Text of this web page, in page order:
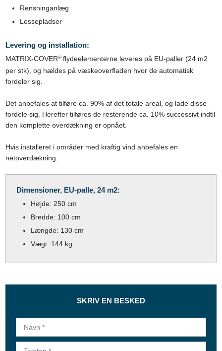
​Rensninganlæg
Lossepladser
Levering og installation:
MATRIX-COVER®flydeelementerne leveres på EU-paller (24 m2
per stk), og hældes på væskeoverfladen hvor de automatisk
fordeler sig.
Det anbefales at tilføre ca. 90% af det totale areal, og lade disse
fordele sig. Herefter tilføres de resterende ca. 10% successivt indtil
den komplette overdækning er opnået.
Hvis installeret i områder med kraftig vind anbefales en
netoverdækning.​
Dimensioner, EU-palle, 24 m2:
​Højde: 250 cm
Bredde: 100 cm
Længde: 130 cm
Vægt: 144 kg
​SKRIV EN BESKED